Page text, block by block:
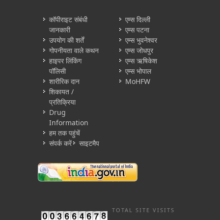
कॉपीराइट संबंधी
जानकारी
उपयोग की शर्तें
गोपनीयता वाले कथन
हाइपर लिंकिंग
पॉलिसी
शारीरिक दान
शिकायत /
प्रतिक्रिया
Drug
Information
हम तक पहुंचें
संपर्क करें
साइटमैप
एम्स दिल्ली
एम्स पटना
एम्स भुवनेश्वर
एम्स जोधपुर
एम्स ऋषिकेश
एम्स भोपाल
MoHFW
TOTAL SITE VISITS